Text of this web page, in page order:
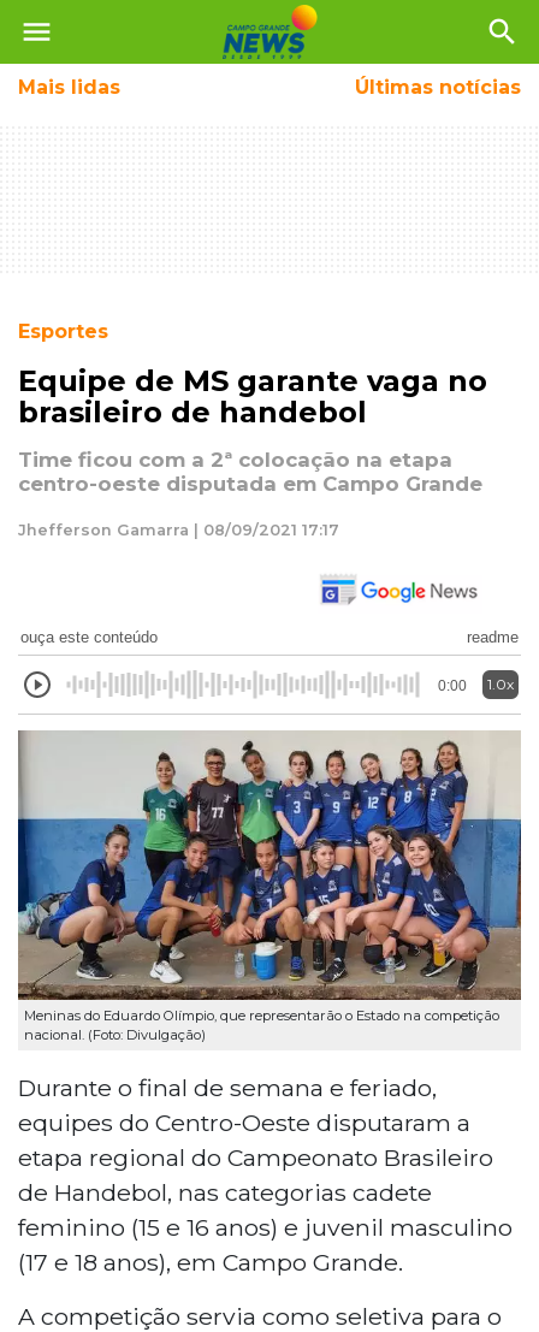
menu search
Mais lidas Últimas notícias
Esportes
Equipe de MS garante vaga no
brasileiro de handebol
Time ficou com a 2ª colocação na etapa
centro-oeste disputada em Campo Grande
Jhefferson Gamarra | 08/09/2021 17:17
ouça este conteúdo readme
0:00 1.0x
Meninas do Eduardo Olímpio, que representarão o Estado na competição
nacional. (Foto: Divulgação)
Durante o final de semana e feriado,
equipes do Centro-Oeste disputaram a
etapa regional do Campeonato Brasileiro
de Handebol, nas categorias cadete
feminino (15 e 16 anos) e juvenil masculino
(17 e 18 anos), em Campo Grande.
A competição servia como seletiva para o